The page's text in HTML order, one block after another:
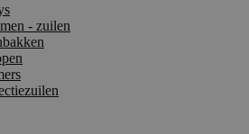
- zuilen